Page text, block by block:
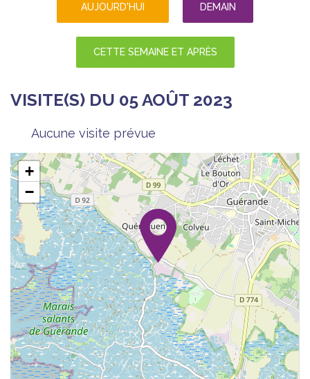
AUJOURD'HUI DEMAIN
CETTE SEMAINE ET APRÈS
VISITE(S) DU 05 AOÛT 2023
Aucune visite prévue
+
−